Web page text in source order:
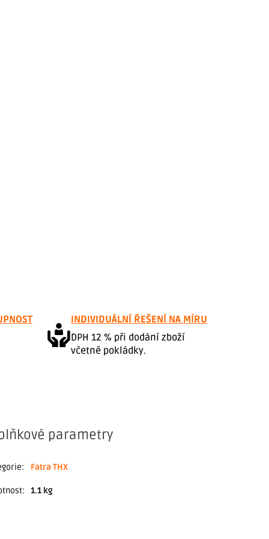
INDIVIDUÁLNÍ ŘEŠENÍ NA MÍRU
DPH 12 % při dodání zboží
včetně pokládky.
parametry
: Fatra THX
: 1.1 kg